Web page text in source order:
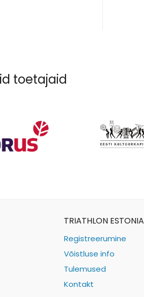
toetajaid
TRIATHLON ESTONIA
Registreerumine
Võistluse info
Tulemused
Kontakt